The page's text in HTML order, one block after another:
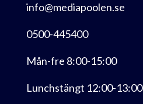
info@mediapoolen.se
0500-445400
Mån-fre 8:00-15:00
Lunchstängt 12:00-13:00